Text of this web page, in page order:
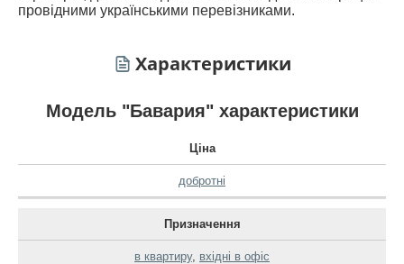
провідними українськими перевізниками.
Характеристики
Модель "Бавария" характеристики
Ціна
добротні
Призначення
в квартиру, вхідні в офіс